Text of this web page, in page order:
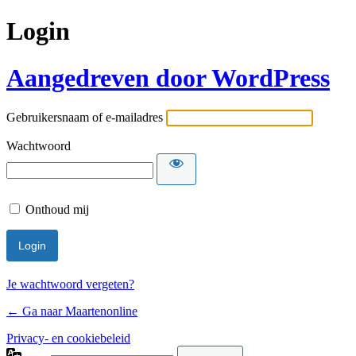
Login
Aangedreven door WordPress
Gebruikersnaam of e-mailadres
Wachtwoord
Onthoud mij
Je wachtwoord vergeten?
← Ga naar Maartenonline
Privacy- en cookiebeleid